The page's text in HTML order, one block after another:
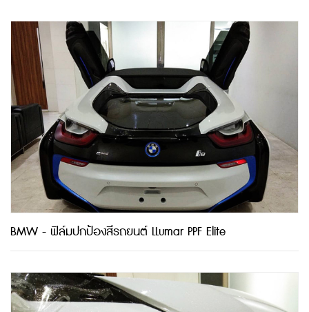
BMW - ฟิล์มปกป้องสีรถยนต์ LLumar PPF Elite